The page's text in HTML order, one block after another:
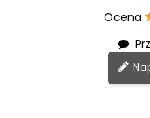
Ocena